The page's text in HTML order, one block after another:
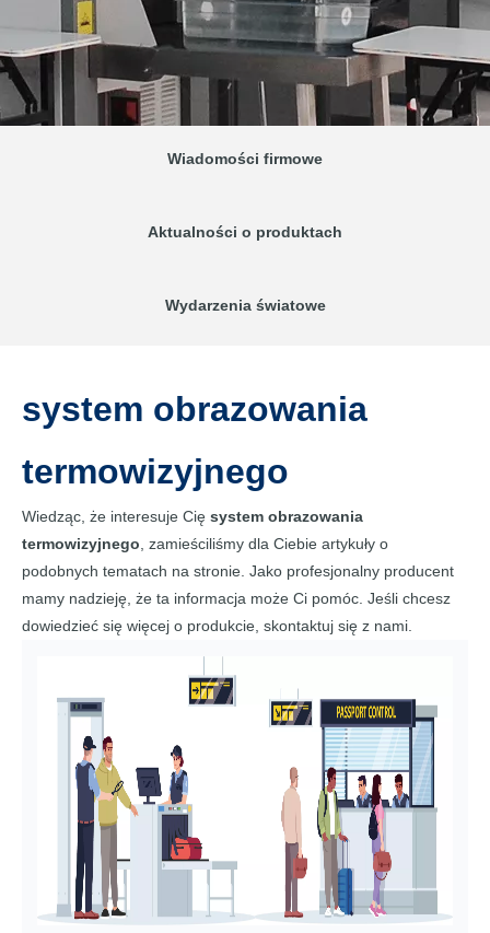
Wiadomości firmowe
Aktualności o produktach
Wydarzenia światowe
system obrazowania
termowizyjnego
Wiedząc, że interesuje Cię system obrazowania
termowizyjnego , zamieściliśmy dla Ciebie artykuły o
podobnych tematach na stronie. Jako profesjonalny producent
mamy nadzieję, że ta informacja może Ci pomóc. Jeśli chcesz
dowiedzieć się więcej o produkcie, skontaktuj się z nami.